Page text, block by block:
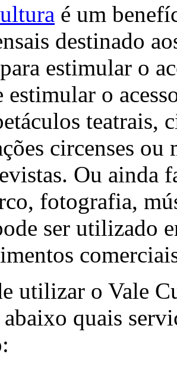
é um
destinado
estimular o
o
teatrais,
circenses
Ou ainda
fotografia,
ser utilizado
utilizar o Vale
quais